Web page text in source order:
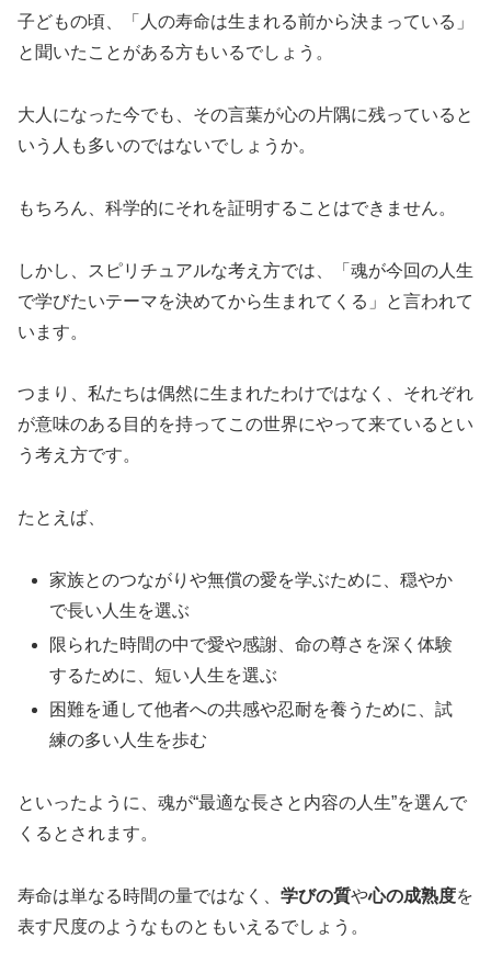
子どもの頃、「人の寿命は生まれる前から決まっている」
と聞いたことがある方もいるでしょう。
大人になった今でも、その言葉が心の片隅に残っていると
いう人も多いのではないでしょうか。
もちろん、科学的にそれを証明することはできません。
しかし、スピリチュアルな考え方では、「魂が今回の人生
で学びたいテーマを決めてから生まれてくる」と言われて
います。
つまり、私たちは偶然に生まれたわけではなく、それぞれ
が意味のある目的を持ってこの世界にやって来ているとい
う考え方です。
たとえば、
家族とのつながりや無償の愛を学ぶために、穏やか
で長い人生を選ぶ
限られた時間の中で愛や感謝、命の尊さを深く体験
するために、短い人生を選ぶ
困難を通して他者への共感や忍耐を養うために、試
練の多い人生を歩む
といったように、魂が“最適な長さと内容の人生”を選んで
くるとされます。
寿命は単なる時間の量ではなく、 学びの質や心の成熟度を
表す尺度のようなものともいえるでしょう。